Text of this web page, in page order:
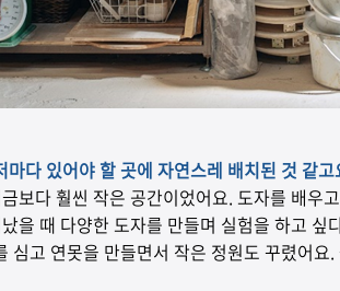
다 있어야 할 곳에 자연스레 배치된 것 같고
보다 훨씬 작은 공간이었어요. 도자를 배우
을 때 다양한 도자를 만들며 실험을 하고
고 연못을 만들면서 작은 정원도 꾸렸어